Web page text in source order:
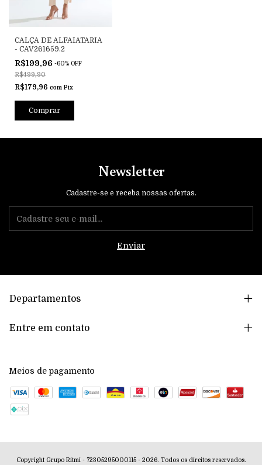
CALÇA DE ALFAIATARIA
- CAV261659.2
R$199,96 -60% OFF
R$499,90
R$179,96 com Pix
Comprar
Newsletter
Cadastre-se e receba nossas ofertas.
Departamentos
Entre em contato
Meios de pagamento
Copyright Grupo Ritmi - 72305295000115 - 2026. Todos os direitos reservados.